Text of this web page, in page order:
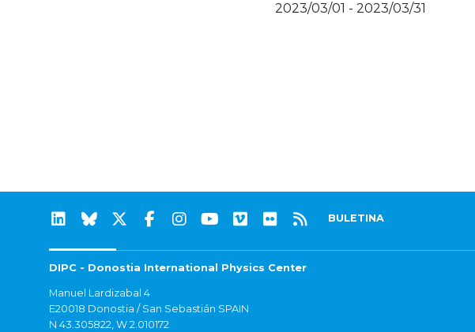
2023/03/01 - 2023/03/31
BULETINA
DIPC - Donostia International Physics Center
Manuel Lardizabal 4
E20018 Donostia / San Sebastián SPAIN
N 43.305822, W 2.010172